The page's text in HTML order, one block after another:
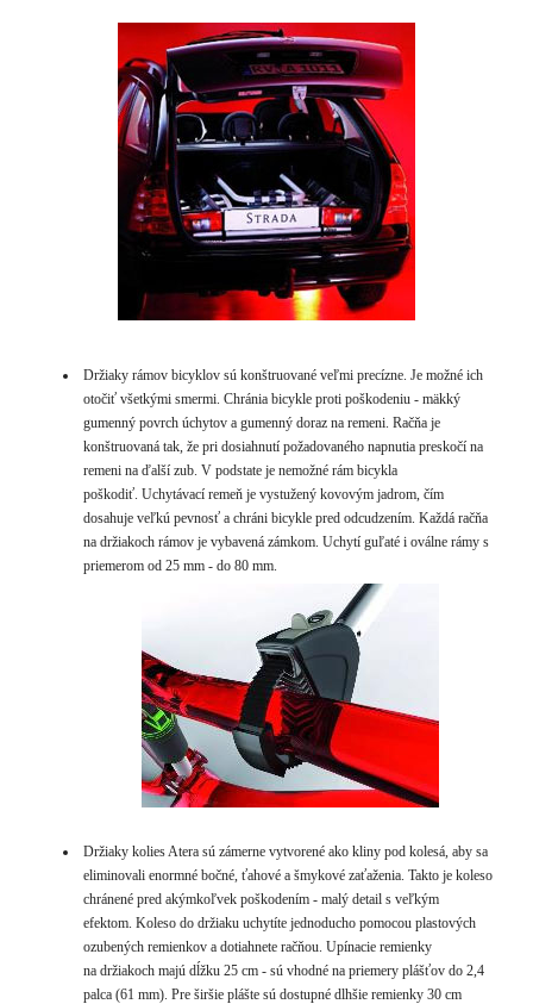
Držiaky rámov bicyklov sú konštruované veľmi precízne. Je možné ich
otočiť všetkými smermi. Chránia bicykle proti poškodeniu - mäkký
gumenný povrch úchytov a gumenný doraz na remeni. Račňa je
konštruovaná tak, že pri dosiahnutí požadovaného napnutia preskočí na
remeni na ďalší zub. V podstate je nemožné rám bicykla
poškodiť. Uchytávací remeň je vystužený kovovým jadrom, čím
dosahuje veľkú pevnosť a chráni bicykle pred odcudzením. Každá račňa
na držiakoch rámov je vybavená zámkom. Uchytí guľaté i oválne rámy s
priemerom od25 mm - do80 mm.
Držiaky kolies Atera sú zámerne vytvorené ako kliny pod kolesá, aby sa
eliminovali enormné bočné, ťahové a šmykové zaťaženia. Takto je koleso
chránené pred akýmkoľvek poškodením - malý detail s veľkým
efektom. Koleso do držiaku uchytíte jednoducho pomocou plastových
ozubených remienkov a dotiahnete račňou. Upínacie remienky
na držiakoch majú dĺžku 25 cm - sú vhodné na priemery plášťov do 2,4
palca (61 mm). Pre širšie plášte sú dostupné dlhšie remienky 30 cm